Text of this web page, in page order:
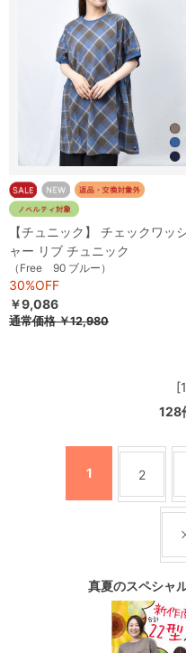
【チュニック】 チェックワッ
ャー リブ チュニック
（Free 90 ブルー）
30%OFF
￥9,086
通常価格￥12,980
128
1 2
真夏のスペシャ